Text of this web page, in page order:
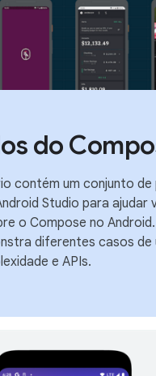
do
contém um conjunto
Studio para ajudar
o Compose no
diferentes casos de
e APIs.